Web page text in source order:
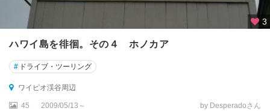
3
ハワイ島を徘徊。その４ ホノカア
# ドライブ・ツーリング
ワイピオ渓谷周辺
45 2009/05/13～ by Desperadoさん